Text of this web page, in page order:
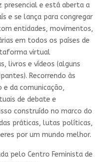
presencial e está aberta a
e se lança para congregar
entidades, movimentos,
em todos os países de
virtual
livros e vídeos (alguns
Recorrendo às
da comunicação,
de debate e
construído no marco do
práticas, lutas políticas,
por um mundo melhor.
pelo Centro Feminista de